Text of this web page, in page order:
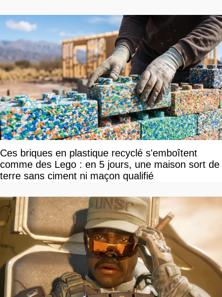
Ces briques en plastique recyclé s'emboîtent
comme des Lego : en 5 jours, une maison sort de
terre sans ciment ni maçon qualifié